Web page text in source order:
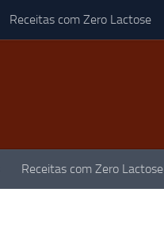
Receitas com Zero Lactose
Receitas com Zero Lactose